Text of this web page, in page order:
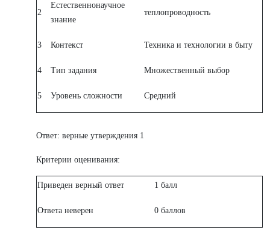
2
Естественнонаучное
знание
теплопроводность
3 Контекст Техника и технологии в быту
4 Тип задания Множественный выбор
5 Уровень сложности Средний
Ответ: верные утверждения 1
Критерии оценивания:
Приведен верный ответ 1 балл
Ответа неверен 0 баллов